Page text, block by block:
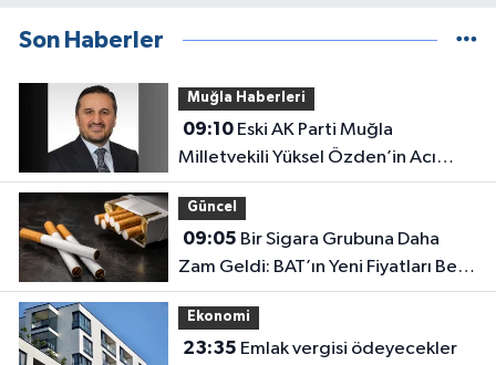
Son Haberler
Muğla Haberleri
09:10Eski AK Parti Muğla
Milletvekili Yüksel Özden’in Acı
Günü
Güncel
09:05
Zam Geldi: BAT’ın Yeni Fiyatları Belli
Oldu
Ekonomi
23:35